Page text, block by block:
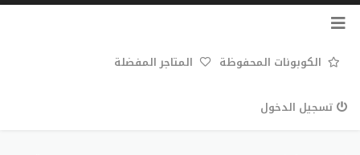
تخطي
الكوبونات المحفوظة المتاجر المفضلة
تسجيل الدخول